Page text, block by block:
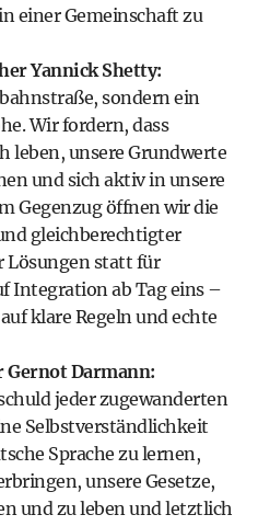
einer Gemeinschaft zu
Yannick Shetty:
sondern ein
Wir fordern, dass
leben, unsere Grundwerte
und sich aktiv in unsere
Gegenzug öffnen wir die
gleichberechtigter
Lösungen statt für
Integration ab Tag eins –
klare Regeln und echte
Gernot Darmann:
jeder zugewanderten
Selbstverständlichkeit
Sprache zu lernen,
unsere Gesetze,
und zu leben und letztlich